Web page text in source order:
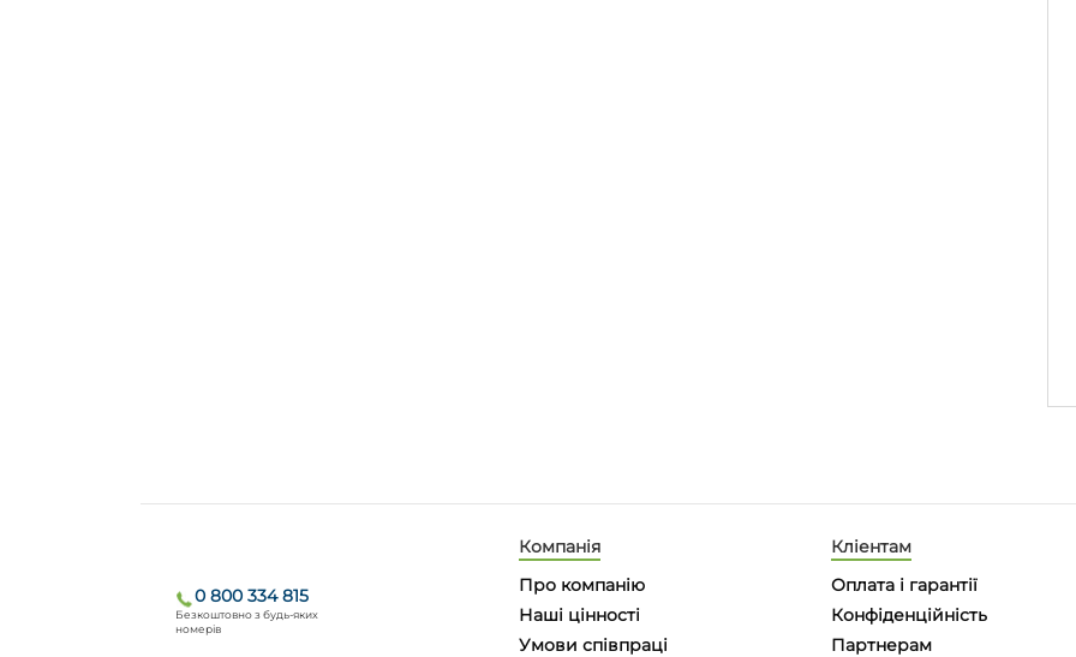
0 800 334 815
Безкоштовно з будь-яких
номерів
Компанія
Про компанію
Наші цінності
Умови співпраці
Кліентам
Оплата і гарантії
Конфіденційність
Партнерам